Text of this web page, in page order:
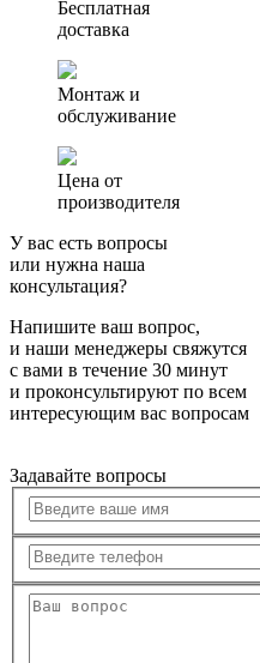
Бесплатная
доставка
Монтаж и
обслуживание
Цена от
производителя
У вас есть вопросы
или нужна наша
консультация?
Напишите ваш вопрос,
и наши менеджеры свяжутся
с вами в течение 30 минут
и проконсультируют по всем
интересующим вас вопросам
Задавайте вопросы